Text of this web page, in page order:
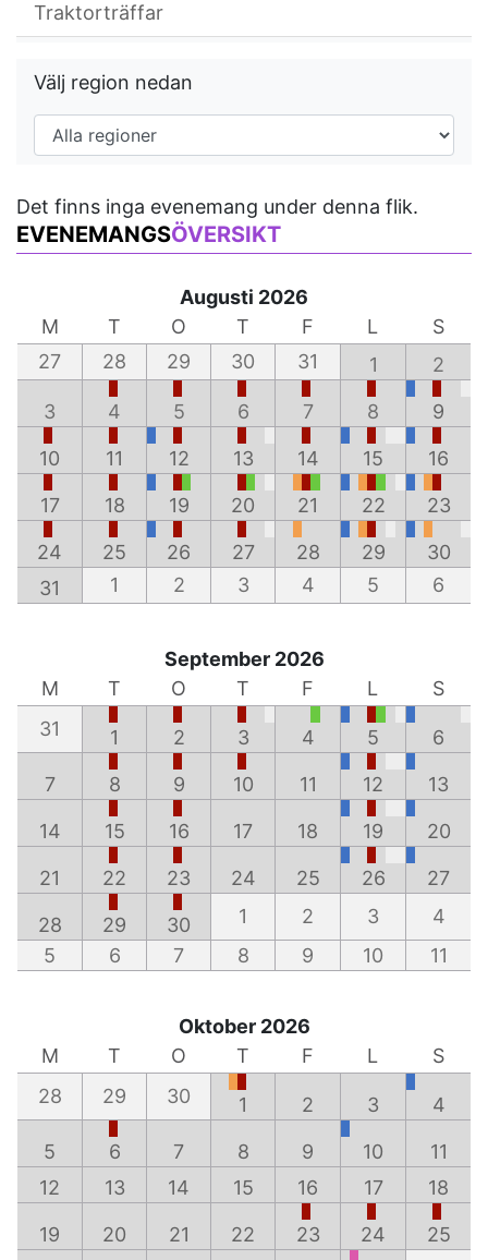
Traktorträffar
Välj region nedan
Det finns inga evenemang under denna flik.
EVENEMANGSÖVERSIKT
Augusti 2026
M
T O T F L
S
27
28 29 30 31 1 2
3 4 5 6 7 8 9
10 11 12 13 14 15 16
17 18 19 20 21 22 23
24 25 26 27 28 29
30
31
1 2 3 4 5 6
September 2026
M
T O T F L
S
31
1 2 3 4 5 6
7 8 9 10 11 12 13
14 15 16 17 18 19 20
21 22 23 24 25 26 27
28 29 30 1 2 3
4
5
6 7 8 9 10 11
Oktober 2026
M
T O T F L
S
28
29 30 1 2 3 4
5 6 7 8 9 10
11
12
13 14 15 16 17 18
19 20 21 22 23 24 25